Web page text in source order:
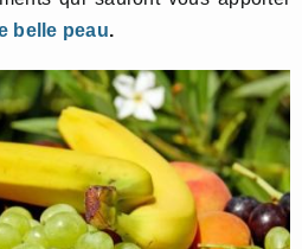
belle peau.